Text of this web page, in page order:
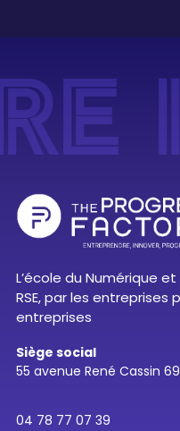
L’école du Numérique
RSE, par les entreprises
entreprises
Siège social
55 avenue René Cassin
04 78 77 07 39